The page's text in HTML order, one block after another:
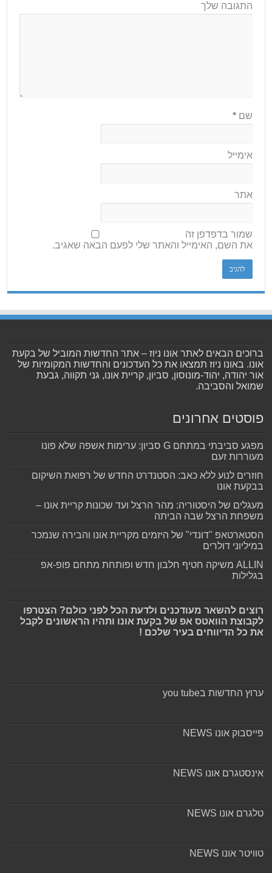
התגובה שלך
שם*
אימייל
אתר
שמור בדפדפן זה
את השם, האימייל והאתר שלי לפעם הבאה שאגיב.
ברוכים הבאים לאתר אונו ניוז – אתר החדשות המוביל של בקעת
אונו. באונו ניוז תמצאו את כל העדכונים והחדשות המקומיות של
אור יהודה, יהוד-מונוסון, סביון, קריית אונו, גני תקווה, גבעת
שמואל והסביבה.
פוסטים אחרונים
מפגע סביבתי במתחם G סביון: ערימות אשפה שלא פונו
מעוררות זעם
חוזרים לנוע ללא כאב: הסטנדרט החדש של רפואת השיקום
בבקעת אונו
מעגלים של היסטוריה: מהר הרצל ועד שכונות קריית אונו –
משפחת הרצל שבה הביתה
הסטארטאפ "דונדי" של היזמים מקריית אונו והבירה שנמכר
במיליוני דולרים
ALLIN משיקה חטיף חלבון חדש ופותחת מתחם פופ-אפ
בגלילות
רוצים להשאר מעודכנים ולדעת הכל לפני כולם? הצטרפו
לקבוצת הוואטס אפ של בקעת אונו ותהיו הראשונים לקבל
את כל הדיווחים בעיר שלכם !
ערוץ החדשות בyou tube
פייסבוק אונו NEWS
אינסטגרם אונו NEWS
טלגרם אונו NEWS
טוויטר אונו NEWS